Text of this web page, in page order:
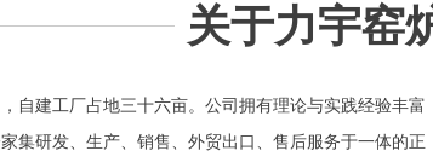
关于力宇窑
建工厂占地三十六亩。公司拥有理论与实践经验丰富
集研发、生产、销售、外贸出口、售后服务于一体的正